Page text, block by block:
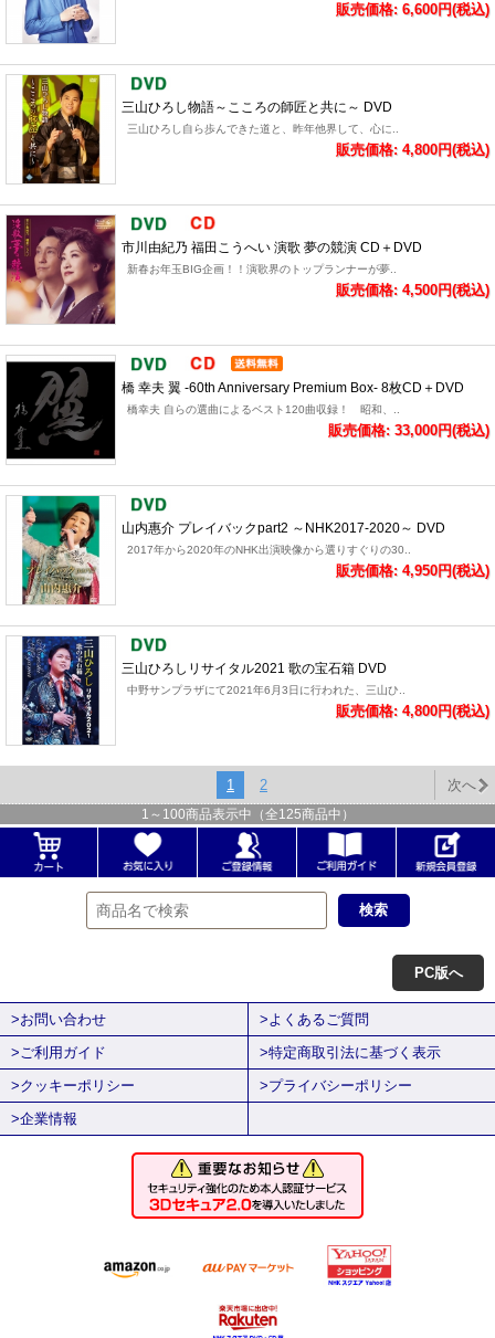
販売価格: 6,600円(税込)
三山ひろし物語～こころの師匠と共に～ DVD
三山ひろし自ら歩んできた道と、昨年他界して、心に..
販売価格: 4,800円(税込)
市川由紀乃 福田こうへい 演歌 夢の競演 CD＋DVD
新春お年玉BIG企画！！演歌界のトップランナーが夢..
販売価格: 4,500円(税込)
橋 幸夫 翼 -60th Anniversary Premium Box- 8枚CD＋DVD
橋幸夫 自らの選曲によるベスト120曲収録！ 昭和、..
販売価格: 33,000円(税込)
山内惠介 プレイバックpart2 ～NHK2017-2020～ DVD
2017年から2020年のNHK出演映像から選りすぐりの30..
販売価格: 4,950円(税込)
三山ひろしリサイタル2021 歌の宝石箱 DVD
中野サンプラザにて2021年6月3日に行われた、三山ひ..
販売価格: 4,800円(税込)
1 2 次へ
1 ～ 100商品表示中（全125商品中）
PC版へ
>お問い合わせ
>よくあるご質問
>ご利用ガイド
>特定商取引法に基づく表示
>クッキーポリシー
>プライバシーポリシー
>企業情報